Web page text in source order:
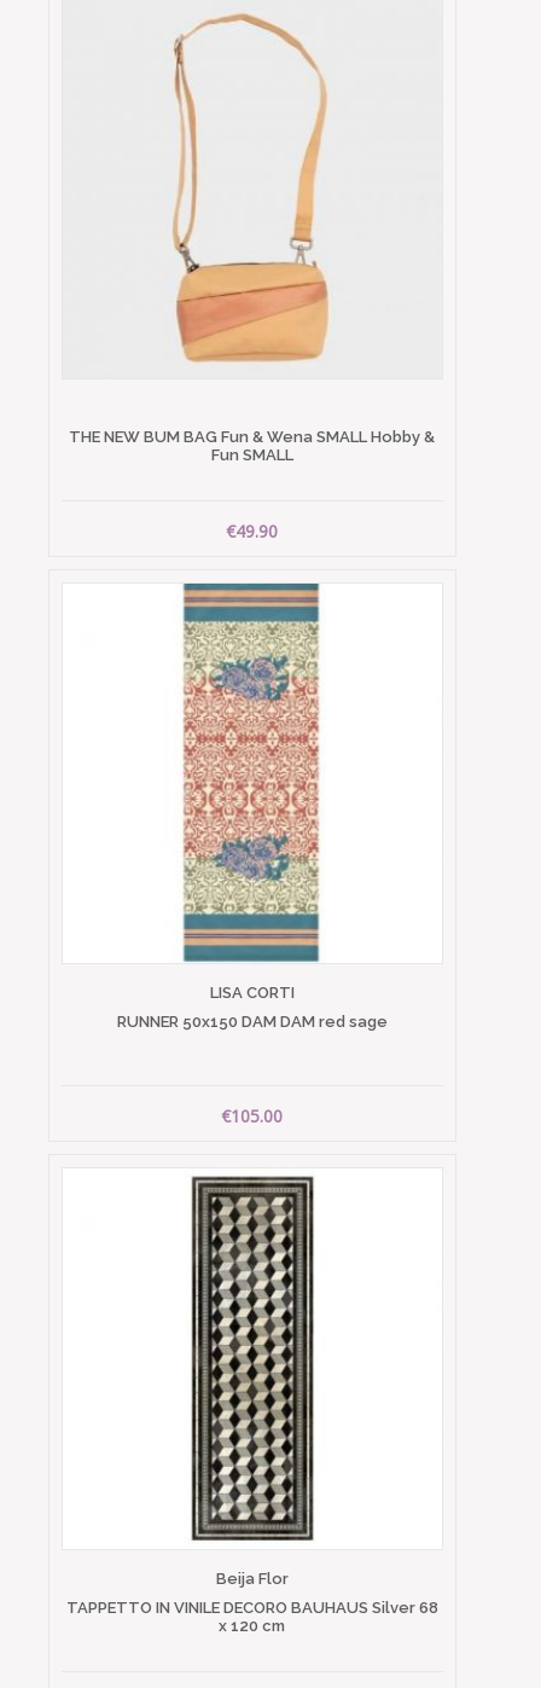
THE NEW BUM BAG Fun & Wena SMALL Hobby &
Fun SMALL
€49.90
LISA CORTI
RUNNER 50x150 DAM DAM red sage
€105.00
Beija Flor
TAPPETTO IN VINILE DECORO BAUHAUS Silver 68
x 120 cm